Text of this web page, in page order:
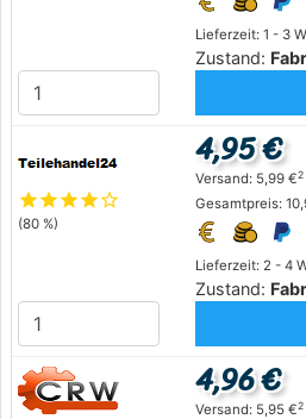
Lieferzeit: 1 - 3
Zustand:
starstarstarstarstar_outline
(80 %)
Lieferzeit: 2 - 4
Zustand:
4,95 €
Versand: 5,99 €2
Gesamtpreis:
4,96 €
Versand: 5,95 €2